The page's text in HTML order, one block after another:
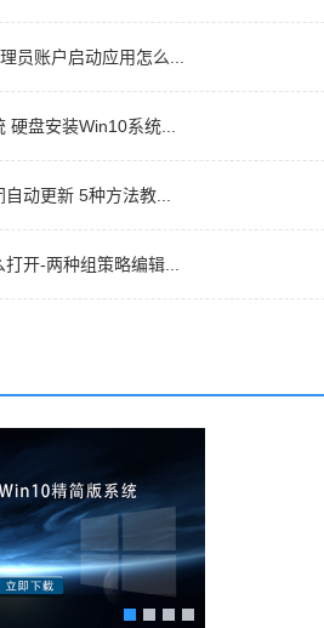
员账户启动应用怎么...
盘安装Win10系统...
动更新 5种方法教...
开-两种组策略编辑...